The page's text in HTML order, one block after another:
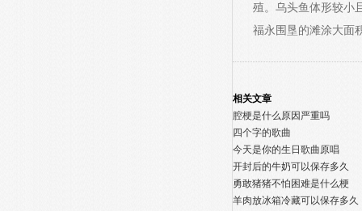
殖。乌头鱼体形较小
福永围垦的滩涂大面
相关文章
腔梗是什么原因严重吗
四个字的歌曲
今天是你的生日歌曲原唱
开封后的牛奶可以保存多久
勇敢猪猪不怕困难是什么梗
羊肉放冰箱冷藏可以保存多久